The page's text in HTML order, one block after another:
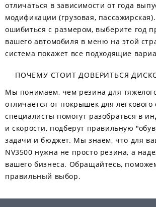
отличаться в зависимости от года
модификации (грузовая,
ошибиться с размером, выберите год
вашего автомобиля в меню на этой
система покажет все подходящие
ПОЧЕМУ СТОИТ ДОВЕРИТЬСЯ
Мы понимаем, чем резина для
отличается от покрышек для
специалисты помогут разобраться в
и скорости, подберут правильную
задачи и бюджет. Мы знаем, что для
NV3500 нужна не просто резина, а
вашего бизнеса. Обращайтесь,
правильный выбор.